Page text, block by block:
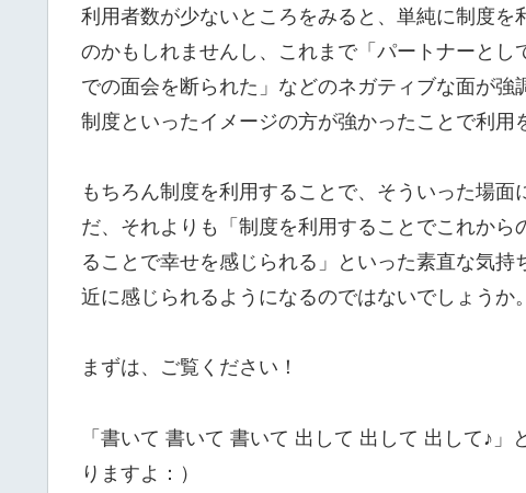
利用者数が少ないところをみると、単純に制度
のかもしれませんし、これまで「パートナーと
での面会を断られた」などのネガティブな面が
制度といったイメージの方が強かったことで利用
もちろん制度を利用することで、そういった場
だ、それよりも「制度を利用することでこれか
ることで幸せを感じられる」といった素直な気
近に感じられるようになるのではないでしょうか。
まずは、ご覧ください！
「書いて 書いて 書いて 出して 出して 出して♪
りますよ：）